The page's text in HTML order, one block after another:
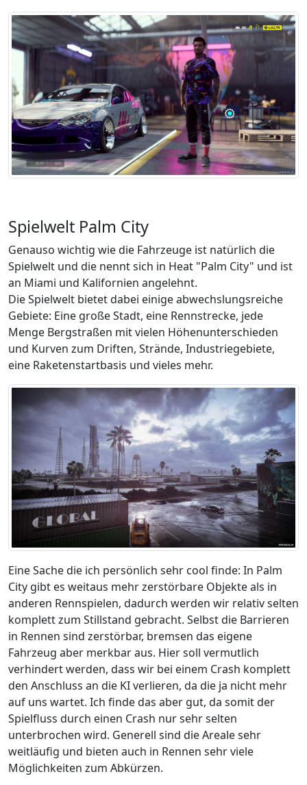
Spielwelt Palm City
Genauso wichtig wie die Fahrzeuge ist natürlich die
Spielwelt und die nennt sich in Heat "Palm City" und ist
an Miami und Kalifornien angelehnt.
Die Spielwelt bietet dabei einige abwechslungsreiche
Gebiete: Eine große Stadt, eine Rennstrecke, jede
Menge Bergstraßen mit vielen Höhenunterschieden
und Kurven zum Driften, Strände, Industriegebiete,
eine Raketenstartbasis und vieles mehr.
Eine Sache die ich persönlich sehr cool finde: In Palm
City gibt es weitaus mehr zerstörbare Objekte als in
anderen Rennspielen, dadurch werden wir relativ selten
komplett zum Stillstand gebracht. Selbst die Barrieren
in Rennen sind zerstörbar, bremsen das eigene
Fahrzeug aber merkbar aus. Hier soll vermutlich
verhindert werden, dass wir bei einem Crash komplett
den Anschluss an die KI verlieren, da die ja nicht mehr
auf uns wartet. Ich finde das aber gut, da somit der
Spielfluss durch einen Crash nur sehr selten
unterbrochen wird. Generell sind die Areale sehr
weitläufig und bieten auch in Rennen sehr viele
Möglichkeiten zum Abkürzen.